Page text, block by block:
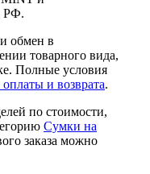
РФ.
обмен в
товарного вида,
Полные условия
и возврата.
по стоимости,
Сумки на
заказа можно